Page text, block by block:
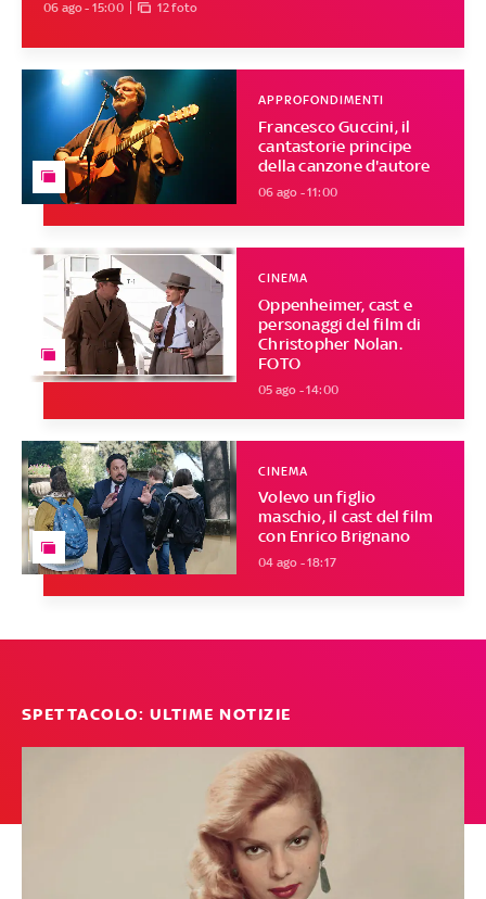
06 ago - 15:00 12 foto
Francesco Guccini, il
cantastorie principe
della canzone d'autore
APPROFONDIMENTI
06 ago - 11:00
Oppenheimer, cast e
personaggi del film di
Christopher Nolan.
FOTO
CINEMA
05 ago - 14:00
Volevo un figlio
maschio, il cast del film
con Enrico Brignano
CINEMA
04 ago - 18:17
SPETTACOLO: ULTIME NOTIZIE